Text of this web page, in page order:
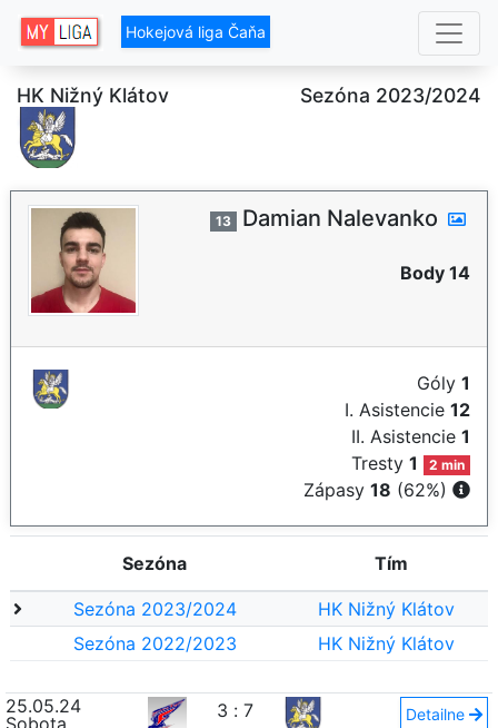
Hokejová liga Čaňa
HK Nižný Klátov Sezóna 2023/2024
13 Damian Nalevanko
Body 14
Góly 1
I. Asistencie 12
II. Asistencie 1
Tresty1 2 min
Zápasy 18 (62%)
Sezóna Tím
Sezóna 2023/2024
HK Nižný Klátov
Sezóna 2022/2023
HK Nižný Klátov
25.05.24
Sobota
3 : 7 Detailne